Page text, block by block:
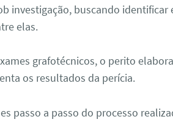
investigação, buscando identificar
elas.
grafotécnicos, o perito
os resultados da perícia.
passo a passo do processo